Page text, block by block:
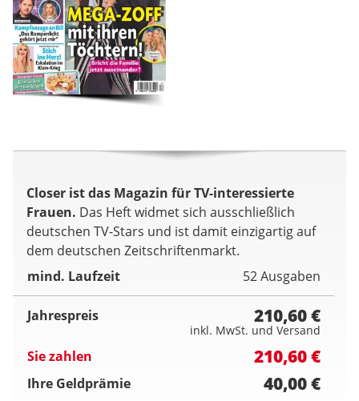
Closer ist das Magazin für TV-interessierte
Frauen. Das Heft widmet sich ausschließlich
deutschen TV-Stars und ist damit einzigartig auf
dem deutschen Zeitschriftenmarkt.
mind. Laufzeit
52 Ausgaben
Jahrespreis 210,60 €
inkl. MwSt. und Versand
Sie zahlen 210,60 €
Ihre Geldprämie 40,00 €